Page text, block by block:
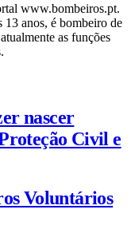
www.bombeiros.pt.
anos, é bombeiro de
as funções
nascer
Civil e
Voluntários